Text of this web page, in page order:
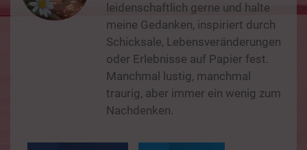
leidenschaftlich gerne und halte
meine Gedanken, inspiriert durch
Schicksale, Lebensveränderungen
oder Erlebnisse auf Papier fest.
Manchmal lustig, manchmal
traurig, aber immer ein wenig zum
Nachdenken.